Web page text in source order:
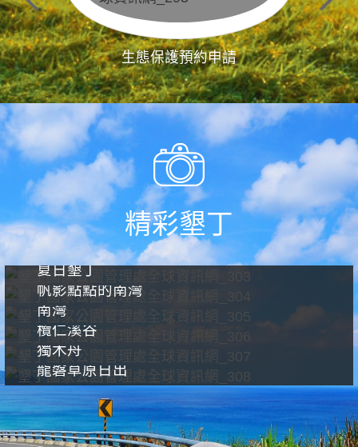
生態保護預約申請
精彩墾丁
夏日墾丁
帆影點點的南灣
南灣
欖仁溪谷
獨木舟
龍磐草原日出